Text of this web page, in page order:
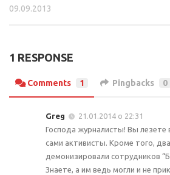
09.09.2013
1 RESPONSE
Comments 1 Pingbacks 0
Greg
21.01.2014 о 22:31
Господа журналисты! Вы лезете
сами активисты. Кроме того,
демонизировали сотрудников
Знаете, а им ведь могли и не